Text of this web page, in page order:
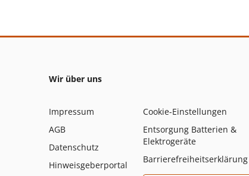
Wir über uns
Impressum
AGB
Datenschutz
Hinweisgeberportal
Cookie-Einstellungen
Entsorgung Batterien &
Elektrogeräte
Barrierefreiheitserklärung